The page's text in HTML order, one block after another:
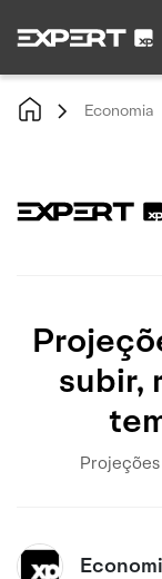
Economia
subir,